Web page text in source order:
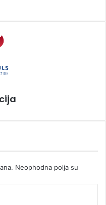
Neophodna polja su